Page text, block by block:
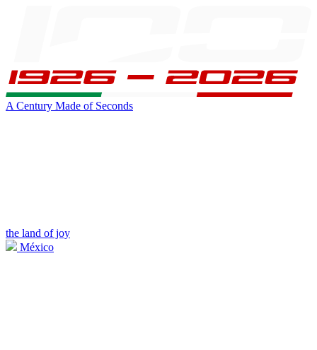
A Century Made of Seconds
the land of joy
México